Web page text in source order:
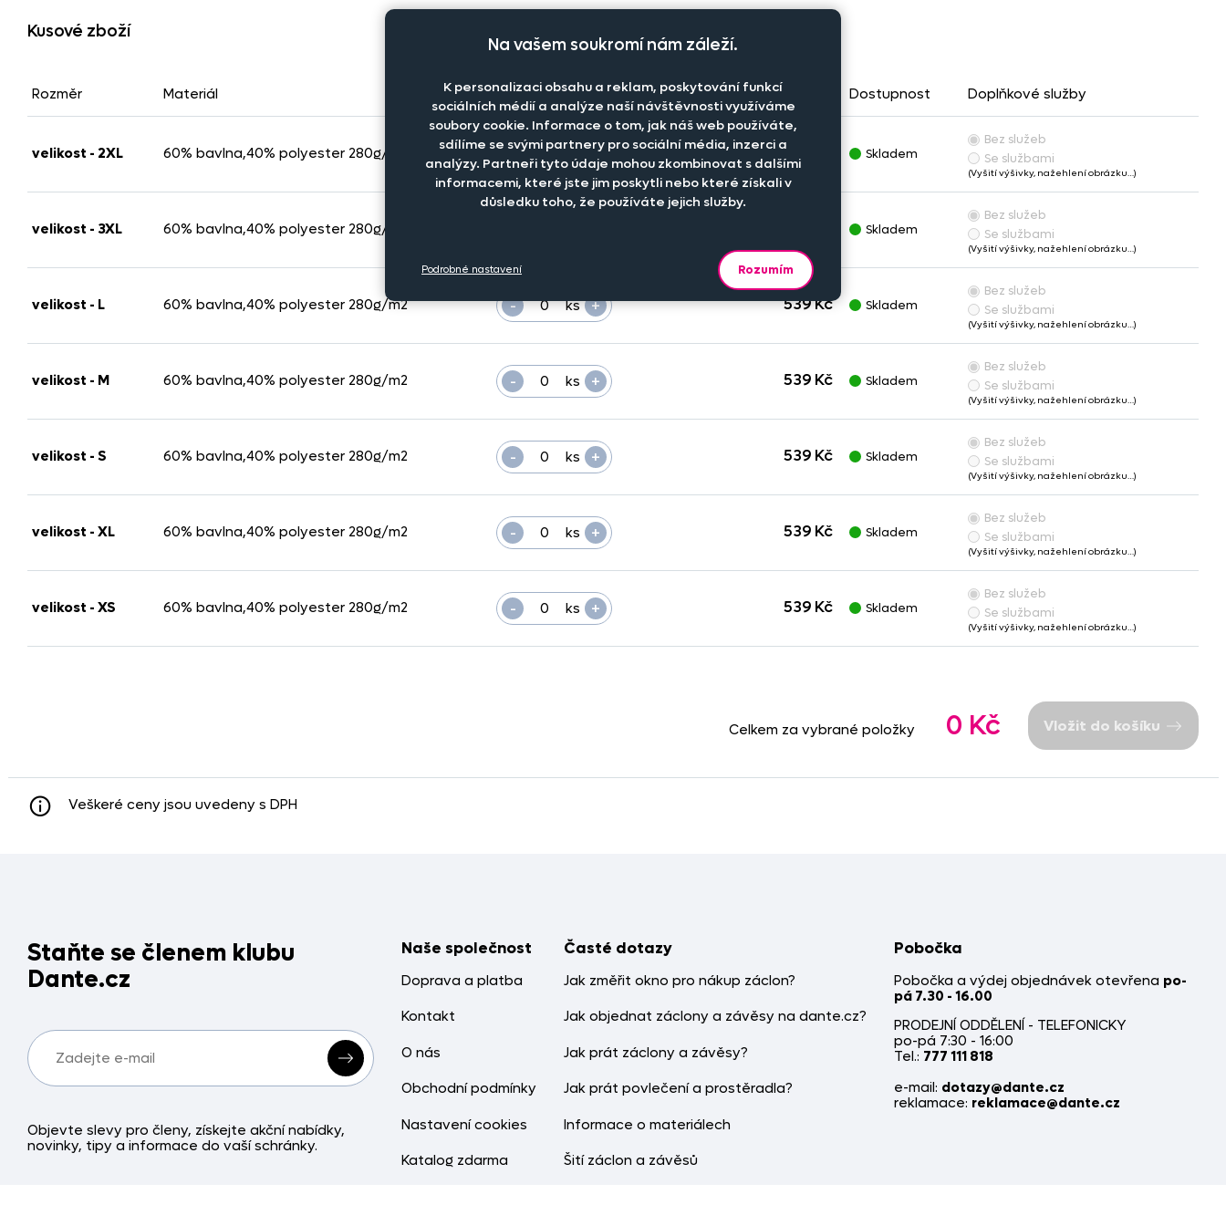
Kusové zboží
Rozměr Materiál Počet kusů Cena na eshopu Dostupnost Doplňkové služby
velikost - 2XL 60% bavlna,40% polyester 280g/m2 ks +
- 539 Kč Skladem
Bez služeb
Se službami
(Vyšití výšivky, nažehlení obrázku…)
velikost - 3XL 60% bavlna,40% polyester 280g/m2 Skladem
Bez služeb
Se službami
(Vyšití výšivky, nažehlení obrázku…)
velikost - L 60% bavlna,40% polyester 280g/m2 ks +
- 539 Kč Skladem
Bez služeb
Se službami
(Vyšití výšivky, nažehlení obrázku…)
velikost - M 60% bavlna,40% polyester 280g/m2 ks +
- 539 Kč Skladem
Bez služeb
Se službami
(Vyšití výšivky, nažehlení obrázku…)
velikost - S 60% bavlna,40% polyester 280g/m2 ks +
- 539 Kč Skladem
Bez služeb
Se službami
(Vyšití výšivky, nažehlení obrázku…)
velikost - XL 60% bavlna,40% polyester 280g/m2 ks +
- 539 Kč Skladem
Bez služeb
Se službami
(Vyšití výšivky, nažehlení obrázku…)
velikost - XS 60% bavlna,40% polyester 280g/m2 ks +
- 539 Kč Skladem
Bez služeb
Se službami
(Vyšití výšivky, nažehlení obrázku…)
Celkem za vybrané položky 0 Kč Vložit do košíku
Veškeré ceny jsou uvedeny s DPH
Staňte se členem klubu
Dante.cz
Objevte slevy pro členy, získejte akční nabídky,
novinky, tipy a informace do vaší schránky.
Naše společnost
Doprava a platba
Kontakt
O nás
Obchodní podmínky
Nastavení cookies
Katalog zdarma
Časté dotazy
Jak změřit okno pro nákup záclon?
Jak objednat záclony a závěsy na dante.cz?
Jak prát záclony a závěsy?
Jak prát povlečení a prostěradla?
Informace o materiálech
Šití záclon a závěsů
Pobočka
Pobočka a výdej objednávek otevřena po-
pá 7.30 - 16.00
PRODEJNÍ ODDĚLENÍ - TELEFONICKY
po-pá 7:30 - 16:00
Tel.: 777 111 818
e-mail: dotazy@dante.cz
reklamace: reklamace@dante.cz
Na vašem soukromí nám záleží.
K personalizaci obsahu a reklam, poskytování funkcí
sociálních médií a analýze naší návštěvnosti využíváme
soubory cookie. Informace o tom, jak náš web používáte,
sdílíme se svými partnery pro sociální média, inzerci a
analýzy. Partneři tyto údaje mohou zkombinovat s dalšími
informacemi, které jste jim poskytli nebo které získali v
důsledku toho, že používáte jejich služby.
Rozumím
Podrobné nastavení